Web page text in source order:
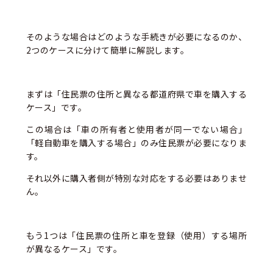
そのような場合はどのような手続きが必要になるのか、
2つのケースに分けて簡単に解説します。
まずは「住民票の住所と異なる都道府県で車を購入する
ケース」です。
この場合は「車の所有者と使用者が同一でない場合」
「軽自動車を購入する場合」のみ住民票が必要になりま
す。
それ以外に購入者側が特別な対応をする必要はありませ
ん。
もう1つは「住民票の住所と車を登録（使用）する場所
が異なるケース」です。